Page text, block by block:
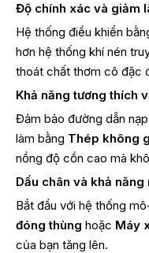
Độ chính xác và giảm
Hệ thống điều khiển
hơn hệ thống khí nén
thoát chất thơm cô đặc
Khả năng tương thích
Đảm bảo đường dẫn
làm bằng Thép không
nồng độ cồn cao mà
Dấu chân và khả năng
Bắt đầu với hệ thống
đóng thùng hoặc Máy
của bạn tăng lên.